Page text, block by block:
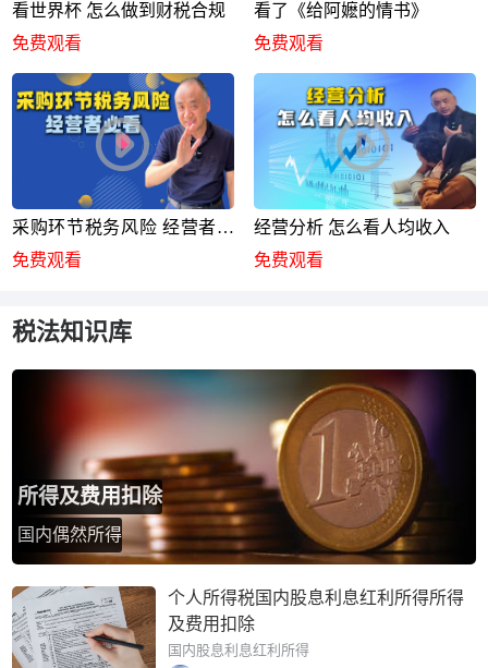
看世界杯 怎么做到财税合规
免费观看
看了《给阿嬷的情书》
免费观看
采购环节税务风险 经营者必
看
免费观看
经营分析 怎么看人均收入
免费观看
税法知识库
所得及费用扣除
国内偶然所得
个人所得税国内股息利息红利所得所得
及费用扣除
国内股息利息红利所得